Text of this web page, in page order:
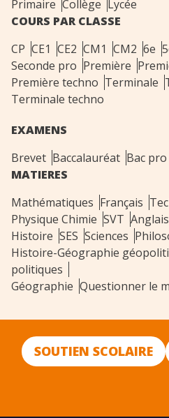
Primaire Collège Lycée
COURS PAR CLASSE
CP CE1 CE2 CM1 CM2 6e
Seconde pro Première
Première techno Terminale
Terminale techno
EXAMENS
Brevet Baccalauréat Bac pro
MATIERES
Mathématiques Français
Physique Chimie SVT Anglais
Histoire SES Sciences
Histoire-Géographie
politiques
Géographie Questionner le
SOUTIEN SCOLAIRE